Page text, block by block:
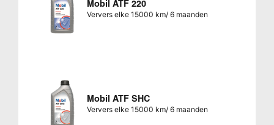
Mobil ATF 220
Ververs elke 15000 km/ 6 maanden
Mobil ATF SHC
Ververs elke 15000 km/ 6 maanden